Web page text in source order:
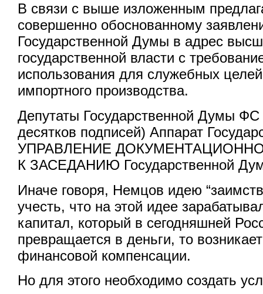
В связи с выше изложенным
совершенно обоснованному
Государственной Думы в адрес
государственной власти с
использования для служебных
импортного производства.
Депутаты Государственной Думы
десятков подписей) Аппарат
УПРАВЛЕНИЕ
К ЗАСЕДАНИЮ Государственной
Иначе говоря, Немцов идею
учесть, что на этой идее
капитал, который в сегодняшней
превращается в деньги, то
финансовой компенсации.
Но для этого необходимо создать